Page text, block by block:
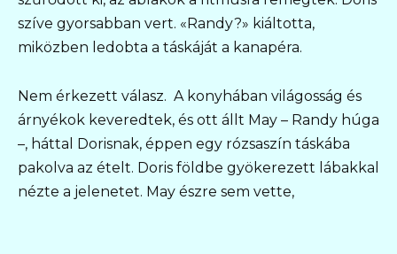
szíve gyorsabban vert. «Randy?» kiáltotta,
miközben ledobta a táskáját a kanapéra.
Nem érkezett válasz. A konyhában világosság és
árnyékok keveredtek, és ott állt May – Randy húga
–, háttal Dorisnak, éppen egy rózsaszín táskába
pakolva az ételt. Doris földbe gyökerezett lábakkal
nézte a jelenetet. May észre sem vette,